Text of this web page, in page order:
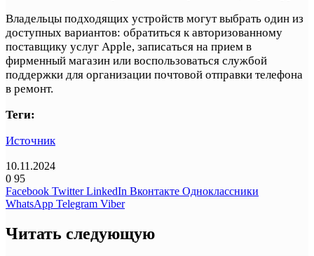
Владельцы подходящих устройств могут выбрать один из
доступных вариантов: обратиться к авторизованному
поставщику услуг Apple, записаться на прием в
фирменный магазин или воспользоваться службой
поддержки для организации почтовой отправки телефона
в ремонт.
Теги:
Источник
10.11.2024
0 95
Facebook Twitter LinkedIn Вконтакте Одноклассники
WhatsApp Telegram Viber
Читать следующую